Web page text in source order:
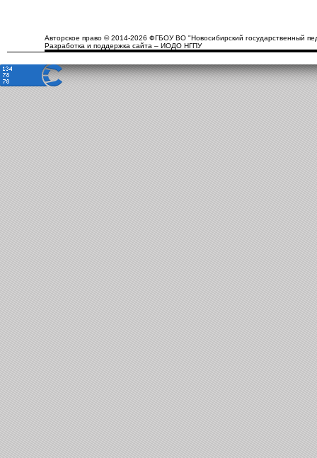
Авторское право © 2014-2026 ФГБОУ ВО "Новосибирский государственный
Разработка и поддержка сайта – ИОДО НГПУ